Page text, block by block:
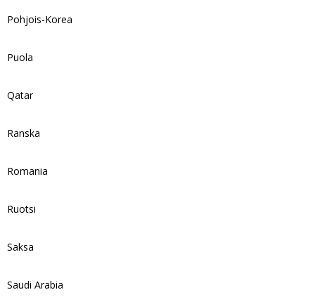
Pohjois-Korea
Puola
Qatar
Ranska
Romania
Ruotsi
Saksa
Saudi Arabia